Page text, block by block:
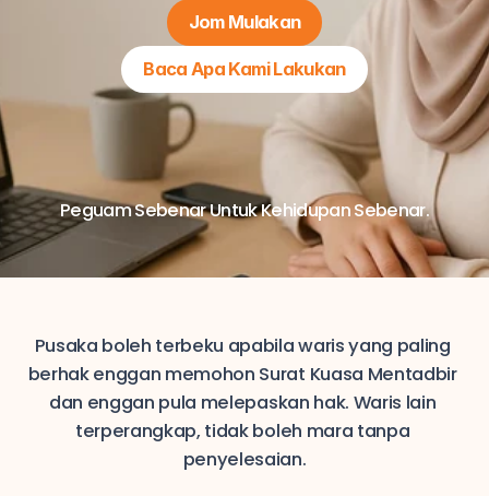
Jom Mulakan
Baca Apa Kami Lakukan
Peguam Sebenar Untuk Kehidupan Sebenar.
Pusaka boleh terbeku apabila waris yang paling
berhak enggan memohon Surat Kuasa Mentadbir
dan enggan pula melepaskan hak. Waris lain
terperangkap, tidak boleh mara tanpa
penyelesaian.